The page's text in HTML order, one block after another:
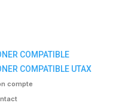
COMPATIBLE
COMPATIBLE UTAX
compte